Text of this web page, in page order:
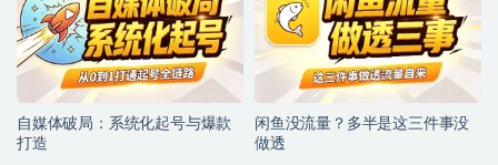
自媒体破局：系统化起号与爆款
打造
闲鱼没流量？多半是这三件事没
做透